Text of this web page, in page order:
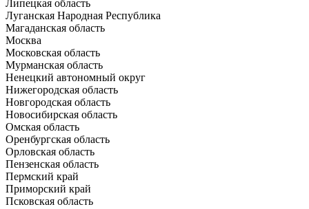
Липецкая область
Луганская Народная Республика
Магаданская область
Москва
Московская область
Мурманская область
Ненецкий автономный округ
Нижегородская область
Новгородская область
Новосибирская область
Омская область
Оренбургская область
Орловская область
Пензенская область
Пермский край
Приморский край
Псковская область